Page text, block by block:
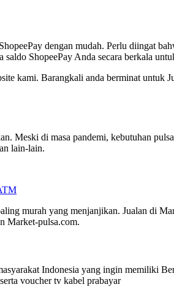
dengan mudah. Perlu diingat
ShopeePay Anda secara berkala
kami. Barangkali anda berminat untuk
Meski di masa pandemi, kebutuhan
lain-lain.
murah yang menjanjikan. Jualan di
Market-pulsa.com.
Indonesia yang ingin memiliki
voucher tv kabel prabayar